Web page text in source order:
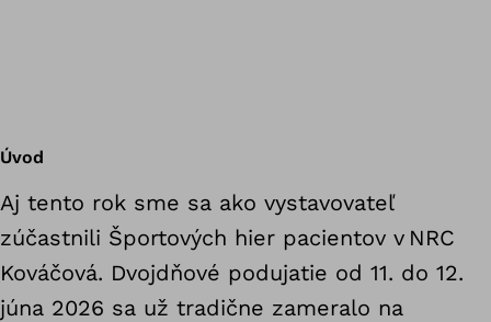
Úvod
Aj tento rok sme sa ako vystavovateľ
zúčastnili Športových hier pacientov v NRC
Kováčová. Dvojdňové podujatie od 11. do 12.
júna 2026 sa už tradične zameralo na